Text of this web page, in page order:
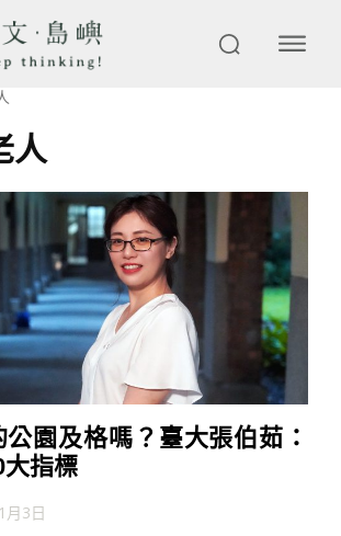
人
園及格嗎？臺大張伯茹：
指標
月3日